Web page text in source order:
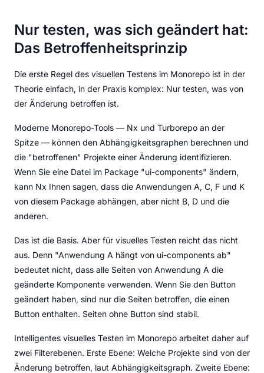
Nur testen, was sich geändert hat:
Das Betroffenheitsprinzip
Die erste Regel des visuellen Testens im Monorepo ist in der
Theorie einfach, in der Praxis komplex: Nur testen, was von
der Änderung betroffen ist.
Moderne Monorepo-Tools — Nx und Turborepo an der
Spitze — können den Abhängigkeitsgraphen berechnen und
die "betroffenen" Projekte einer Änderung identifizieren.
Wenn Sie eine Datei im Package "ui-components" ändern,
kann Nx Ihnen sagen, dass die Anwendungen A, C, F und K
von diesem Package abhängen, aber nicht B, D und die
anderen.
Das ist die Basis. Aber für visuelles Testen reicht das nicht
aus. Denn "Anwendung A hängt von ui-components ab"
bedeutet nicht, dass alle Seiten von Anwendung A die
geänderte Komponente verwenden. Wenn Sie den Button
geändert haben, sind nur die Seiten betroffen, die einen
Button enthalten. Seiten ohne Button sind stabil.
Intelligentes visuelles Testen im Monorepo arbeitet daher auf
zwei Filterebenen. Erste Ebene: Welche Projekte sind von der
Änderung betroffen, laut Abhängigkeitsgraph. Zweite Ebene: